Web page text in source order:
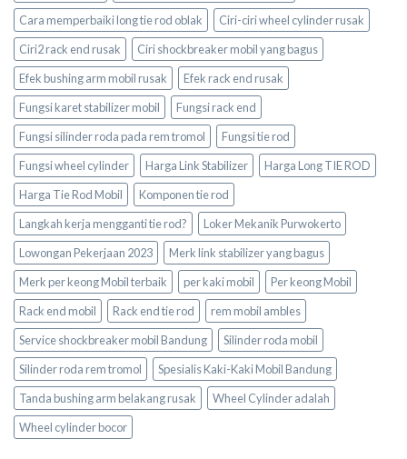
Cara memperbaiki long tie rod oblak
Ciri-ciri wheel cylinder rusak
Ciri2 rack end rusak
Ciri shockbreaker mobil yang bagus
Efek bushing arm mobil rusak
Efek rack end rusak
Fungsi karet stabilizer mobil
Fungsi rack end
Fungsi silinder roda pada rem tromol
Fungsi tie rod
Fungsi wheel cylinder
Harga Link Stabilizer
Harga Long TIE ROD
Harga Tie Rod Mobil
Komponen tie rod
Langkah kerja mengganti tie rod?
Loker Mekanik Purwokerto
Lowongan Pekerjaan 2023
Merk link stabilizer yang bagus
Merk per keong Mobil terbaik
per kaki mobil
Per keong Mobil
Rack end mobil
Rack end tie rod
rem mobil ambles
Service shockbreaker mobil Bandung
Silinder roda mobil
Silinder roda rem tromol
Spesialis Kaki-Kaki Mobil Bandung
Tanda bushing arm belakang rusak
Wheel Cylinder adalah
Wheel cylinder bocor